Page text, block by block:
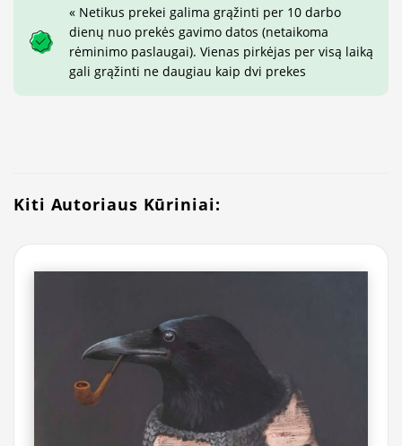
« Netikus prekei galima grąžinti per 10 darbo
dienų nuo prekės gavimo datos (netaikoma
rėminimo paslaugai). Vienas pirkėjas per visą laiką
gali grąžinti ne daugiau kaip dvi prekes
Kiti Autoriaus Kūriniai: